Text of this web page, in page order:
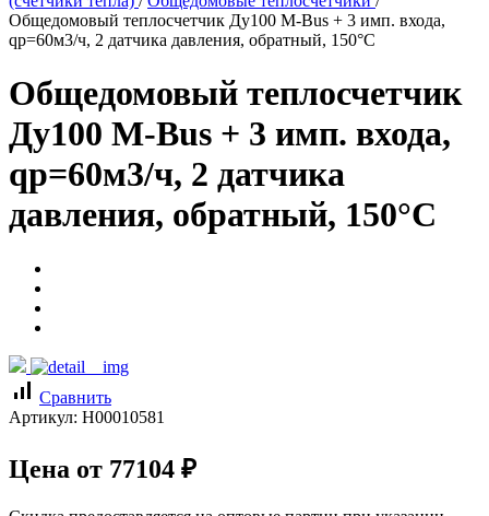
Общедомовый теплосчетчик Ду100 M-Bus + 3 имп. входа,
qp=60м3/ч, 2 датчика давления, обратный, 150°C
Общедомовый теплосчетчик
Ду100 M-Bus + 3 имп. входа,
qp=60м3/ч, 2 датчика
давления, обратный, 150°C
signal_cellular_alt Сравнить
Артикул: Н00010581
Цена от 77104 ₽